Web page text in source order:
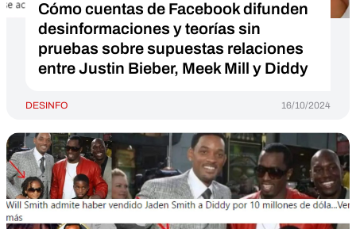
Cómo cuentas de Facebook difunden
desinformaciones y teorías sin
pruebas sobre supuestas relaciones
entre Justin Bieber, Meek Mill y Diddy
DESINFO 16/10/2024